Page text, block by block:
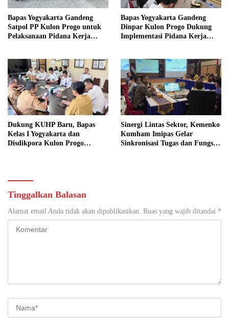
Bapas Yogyakarta Gandeng
Satpol PP Kulon Progo untuk
Pelaksanaan Pidana Kerja
Bapas Yogyakarta Gandeng
Dinpar Kulon Progo Dukung
Implementasi Pidana Kerja
Dukung KUHP Baru, Bapas
Kelas I Yogyakarta dan
Disdikpora Kulon Progo
Sinergi Lintas Sektor, Kemenko
Kumham Imipas Gelar
Sinkronisasi Tugas dan Fungsi
Tinggalkan Balasan
Alamat email Anda tidak akan dipublikasikan. Ruas yang wajib ditandai *